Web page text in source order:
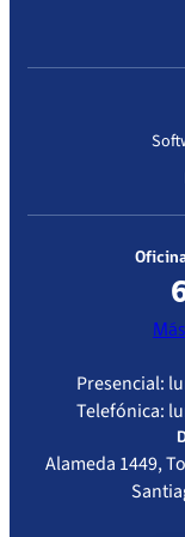
Presencial:
Telefónica:
Alameda 1449,